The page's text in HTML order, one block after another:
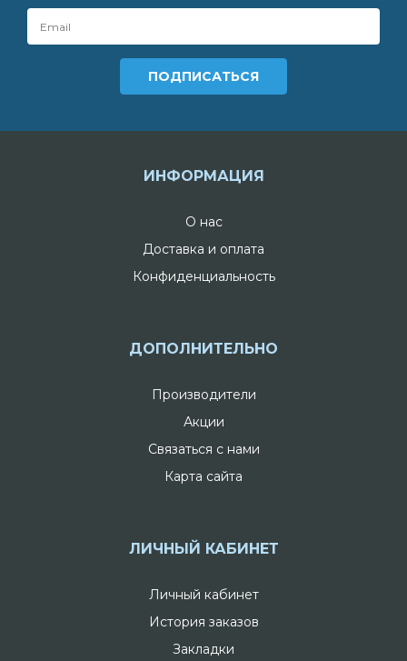
ИНФОРМАЦИЯ
О нас
Доставка и оплата
Конфиденциальность
ДОПОЛНИТЕЛЬНО
Производители
Акции
Связаться с нами
Карта сайта
ЛИЧНЫЙ КАБИНЕТ
Личный кабинет
История заказов
Закладки